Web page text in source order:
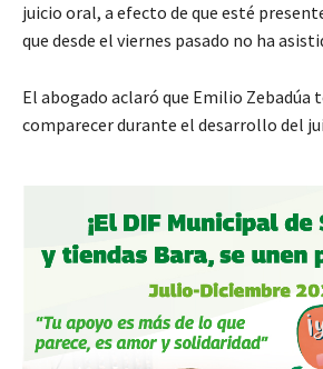
juicio oral, a efecto de que esté
que desde el viernes pasado no ha
El abogado aclaró que Emilio Zebadúa
comparecer durante el desarrollo del